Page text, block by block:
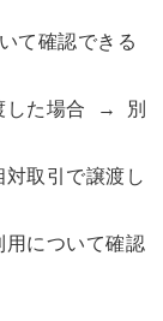
て確認できる
した場合 → 別
取引で譲渡し
用について確認